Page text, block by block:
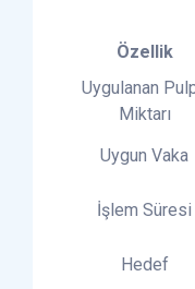
Özellik
Uygulanan
Miktarı
Uygun Vaka
İşlem Süresi
Hedef